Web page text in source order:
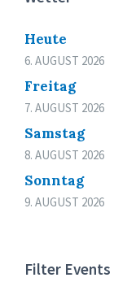
Heute
6. AUGUST 2026
Freitag
7. AUGUST 2026
Samstag
8. AUGUST 2026
Sonntag
9. AUGUST 2026
Filter Events